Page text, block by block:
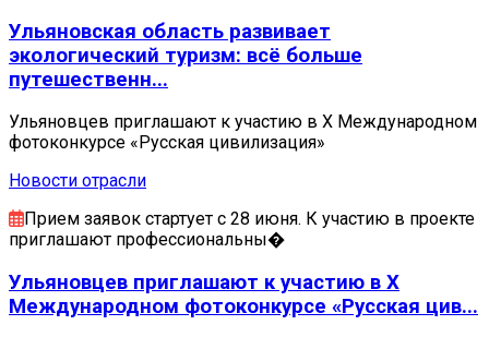
Ульяновская область развивает
экологический туризм: всё больше
путешественн...
Ульяновцев приглашают к участию в X Международном
фотоконкурсе «Русская цивилизация»
Новости отрасли
Прием заявок стартует с 28 июня. К участию в проекте
приглашают профессиональны�
Ульяновцев приглашают к участию в X
Международном фотоконкурсе «Русская цив...